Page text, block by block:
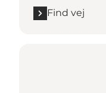
Find vej